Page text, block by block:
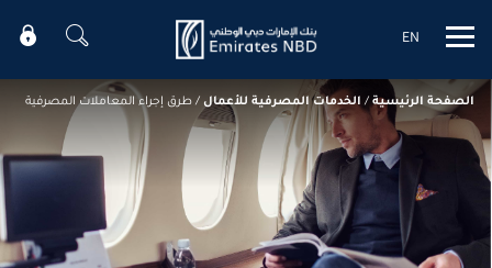
Mobile menu
EN
الصفحة الرئيسية / الخدمات المصرفية للأعمال / طرق إجراء المعاملات المصرفية